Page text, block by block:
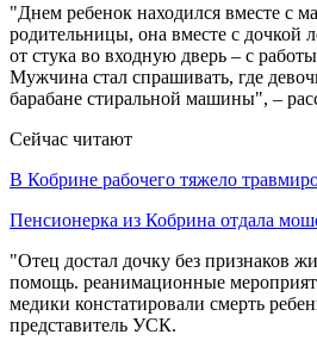
"Днем ребенок находился вместе с
родительницы, она вместе с дочкой
от стука во входную дверь – с
Мужчина стал спрашивать, где
барабане стиральной машины", –
Сейчас читают
В Кобрине рабочего тяжело
Пенсионерка из Кобрина отдала
"Отец достал дочку без признаков
помощь. реанимационные
медики констатировали смерть
представитель УСК.